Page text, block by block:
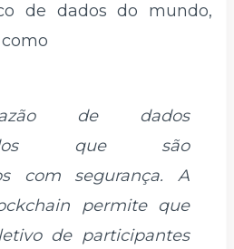
de dados do mundo,
como
de dados
que são
com segurança. A
permite que
de participantes